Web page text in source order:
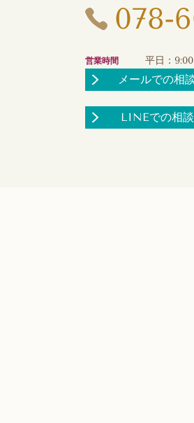
078-
営業時間 平日：
メールでの相
LINEでの相